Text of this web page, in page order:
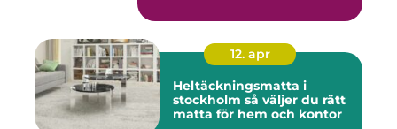
12. apr
Heltäckningsmatta i
stockholm så väljer du rätt
matta för hem och kontor